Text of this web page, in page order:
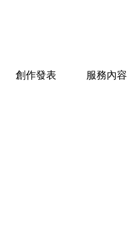
創作發表 服務內容